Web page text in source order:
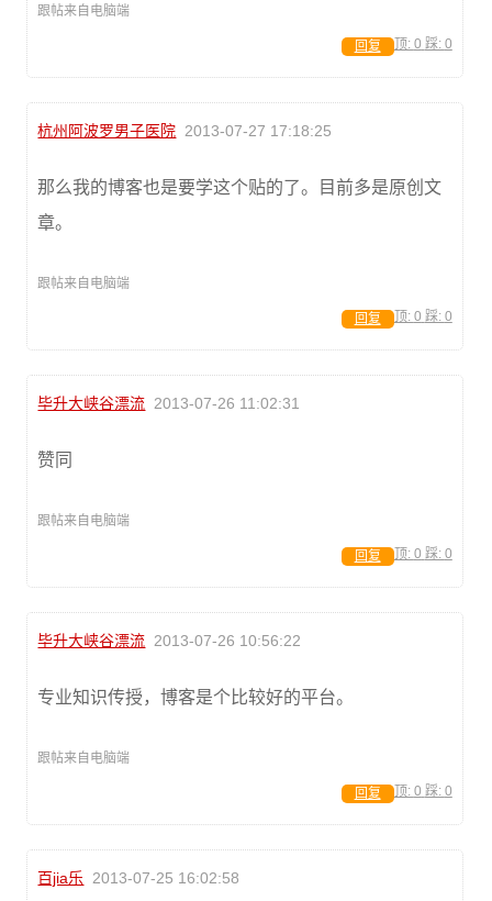
跟帖来自电脑端
顶: 0 踩: 0
回复
杭州阿波罗男子医院 2013-07-27 17:18:25
那么我的博客也是要学这个贴的了。目前多是原创文
章。
跟帖来自电脑端
顶: 0 踩: 0
回复
毕升大峡谷漂流 2013-07-26 11:02:31
赞同
跟帖来自电脑端
顶: 0 踩: 0
回复
毕升大峡谷漂流 2013-07-26 10:56:22
专业知识传授，博客是个比较好的平台。
跟帖来自电脑端
顶: 0 踩: 0
回复
百jia乐 2013-07-25 16:02:58